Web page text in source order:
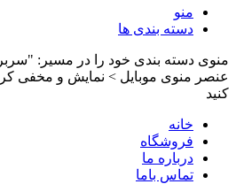
منو
دسته بندی ها
منوی دسته بندی خود را در مسیر:
عنصر منوی موبایل > نمایش و مخفی
کنید
خانه
فروشگاه
درباره ما
تماس باما